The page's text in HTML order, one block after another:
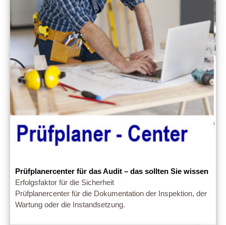
Prüfplanercenter für das Audit – das sollten Sie wissen
Erfolgsfaktor für die Sicherheit
Prüfplanercenter für die Dokumentation der Inspektion, der
Wartung oder die Instandsetzung.